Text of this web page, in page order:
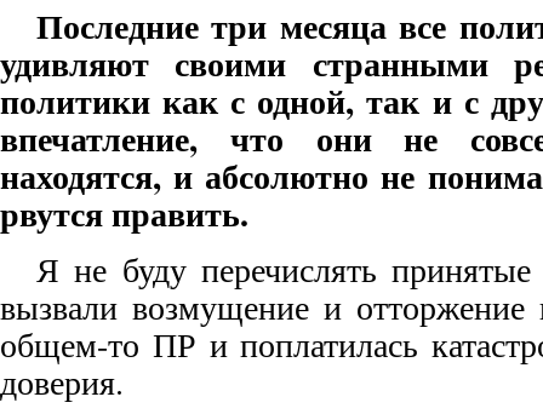
Последние три месяца все
удивляют своими странными
политики как с одной, так и с
впечатление, что они не
находятся, и абсолютно не
рвутся править.
Я не буду перечислять
вызвали возмущение и отторжение
общем-то ПР и поплатилась
доверия.